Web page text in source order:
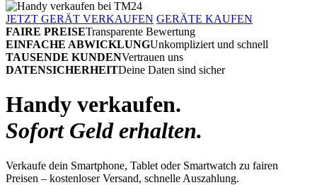
JETZT GERÄT VERKAUFEN GERÄTE KAUFEN
FAIRE PREISETransparente Bewertung
EINFACHE ABWICKLUNGUnkompliziert und schnell
TAUSENDE KUNDENVertrauen uns
DATENSICHERHEITDeine Daten sind sicher
Handy verkaufen.
Sofort Geld erhalten.
Verkaufe dein Smartphone, Tablet oder Smartwatch zu fairen
Preisen – kostenloser Versand, schnelle Auszahlung.